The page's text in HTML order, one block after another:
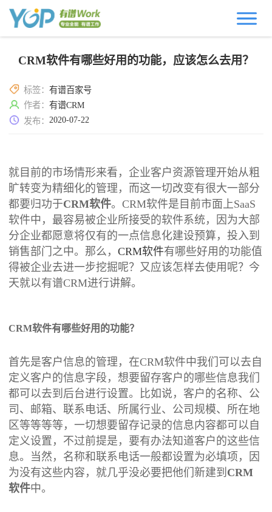
CRM软件有哪些好用的功能，应该怎么去用？
标签：有谱百家号
作者：有谱CRM
发布：2020-07-22
就目前的市场情形来看，企业客户资源管理开始从粗
旷转变为精细化的管理，而这一切改变有很大一部分
都要归功于CRM软件。CRM软件是目前市面上SaaS
软件中，最容易被企业所接受的软件系统，因为大部
分企业都愿意将仅有的一点信息化建设预算，投入到
销售部门之中。那么，CRM软件有哪些好用的功能值
得被企业去进一步挖掘呢？又应该怎样去使用呢？今
天就以有谱CRM进行讲解。
CRM软件有哪些好用的功能？
首先是客户信息的管理，在CRM软件中我们可以去自
定义客户的信息字段，想要留存客户的哪些信息我们
都可以去到后台进行设置。比如说，客户的名称、公
司、邮箱、联系电话、所属行业、公司规模、所在地
区等等等等，一切想要留存记录的信息内容都可以自
定义设置，不过前提是，要有办法知道客户的这些信
息。当然，名称和联系电话一般都设置为必填项，因
为没有这些内容，就几乎没必要把他们新建到 CRM
软件中。